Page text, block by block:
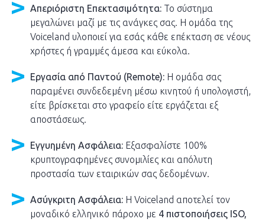
Απεριόριστη Επεκτασιμότητα: Το σύστημα
μεγαλώνει μαζί με τις ανάγκες σας. Η ομάδα της
Voiceland υλοποιεί για εσάς κάθε επέκταση σε νέους
χρήστες ή γραμμές άμεσα και εύκολα.
Εργασία από Παντού (Remote): Η ομάδα σας
παραμένει συνδεδεμένη μέσω κινητού ή υπολογιστή,
είτε βρίσκεται στο γραφείο είτε εργάζεται εξ
αποστάσεως.
Εγγυημένη Ασφάλεια: Εξασφαλίστε 100%
κρυπτογραφημένες συνομιλίες και απόλυτη
προστασία των εταιρικών σας δεδομένων.
Ασύγκριτη Ασφάλεια: Η Voiceland αποτελεί τον
μοναδικό ελληνικό πάροχο με 4 πιστοποιήσεις ISO,